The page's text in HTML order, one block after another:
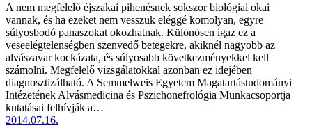
A nem megfelelő éjszakai pihenésnek sokszor biológiai okai
vannak, és ha ezeket nem vesszük eléggé komolyan, egyre
súlyosbodó panaszokat okozhatnak. Különösen igaz ez a
veseelégtelenségben szenvedő betegekre, akiknél nagyobb az
alvászavar kockázata, és súlyosabb következményekkel kell
számolni. Megfelelő vizsgálatokkal azonban ez idejében
diagnosztizálható. A Semmelweis Egyetem Magatartástudományi
Intézetének Alvásmedicina és Pszichonefrológia Munkacsoportja
kutatásai felhívják a…
2014.07.16.